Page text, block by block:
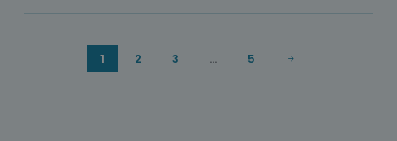
1 2 3 ... 5